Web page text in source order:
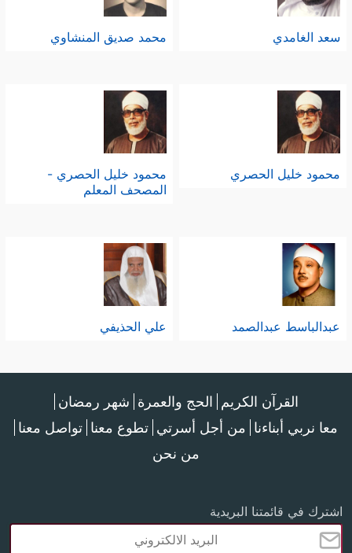
سعد الغامدي محمد صديق المنشاوي
محمود خليل الحصري
محمود خليل الحصري -
المصحف المعلم
عبدالباسط عبدالصمد علي الحذيفي
القرآن الكريم الحج والعمرة شهر رمضان
معا نربي أبناءنا من أجل أسرتي تطوع معنا تواصل معنا
من نحن
اشترك في قائمتنا البريدية